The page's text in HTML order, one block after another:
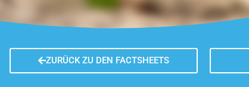
ZURÜCK ZU DEN FACTSHEETS